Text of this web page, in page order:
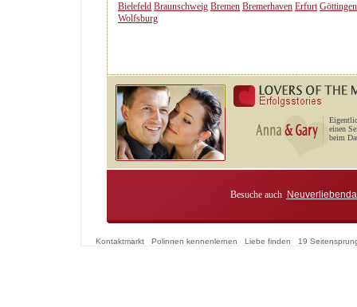
Bielefeld Braunschweig Bremen Bremerhaven Erfurt Göttingen
Wolfsburg
einen
beim
Besuche auch
Kontaktmarkt Polinnen kennenlernen Liebe finden 19